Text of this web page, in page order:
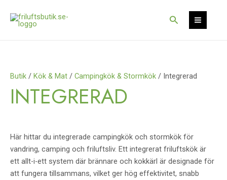
Sök
e
h
e
hButik / Kök & Mat / Campingkök & Stormkök / Integrerad
INTEGRERAD
Här hittar du integrerade campingkök och stormkök för
vandring, camping och friluftsliv. Ett integrerat friluftskök är
ett allt-i-ett system där brännare och kokkärl är designade för
att fungera tillsammans, vilket ger hög effektivitet, snabb